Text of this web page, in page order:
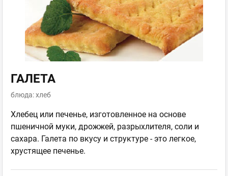
ГАЛЕТА
блюда: хлеб
Хлебец или печенье, изготовленное на основе
пшеничной муки, дрожжей, разрыхлителя, соли и
сахара. Галета по вкусу и структуре - это легкое,
хрустящее печенье.